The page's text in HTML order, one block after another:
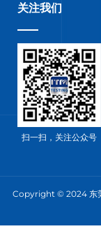
关注我们
扫一扫，关注公众号
Copyright © 2024 东